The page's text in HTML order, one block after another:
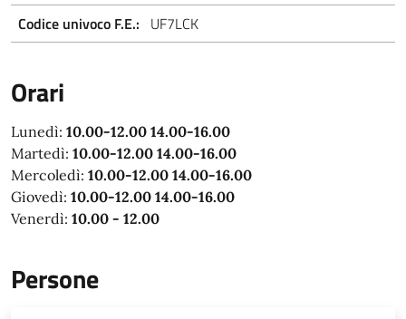
Codice univoco F.E.: UF7LCK
Orari
Lunedì: 10.00-12.00 14.00-16.00
Martedì: 10.00-12.00 14.00-16.00
Mercoledì: 10.00-12.00 14.00-16.00
Giovedì: 10.00-12.00 14.00-16.00
Venerdì: 10.00 - 12.00
Persone